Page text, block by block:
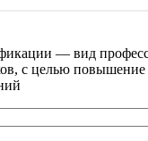
— вид
с целью повышение